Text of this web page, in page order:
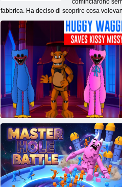
cominciarono
fabbrica. Ha deciso di scoprire cosa